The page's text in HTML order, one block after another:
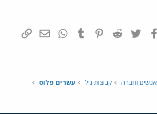
פייסבוק Twitter
Reddit
Pinterest
Tumblr
WhatsAppדואר אלקטרוני
אנשים וחברה קבוצות גיל עשרים פלוס